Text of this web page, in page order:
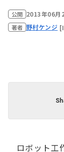
公開 2013年06月
著者 野村ケンジ
ロボット工